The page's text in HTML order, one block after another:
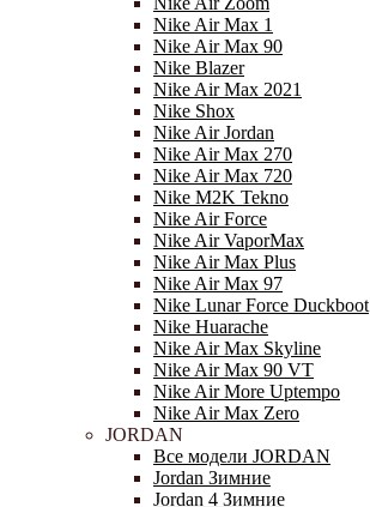
Nike Air Max 1
Nike Air Max 90
Nike Blazer
Nike Air Max 2021
Nike Shox
Nike Air Jordan
Nike Air Max 270
Nike Air Max 720
Nike M2K Tekno
Nike Air Force
Nike Air VaporMax
Nike Air Max Plus
Nike Air Max 97
Nike Lunar Force Duckboot
Nike Huarache
Nike Air Max Skyline
Nike Air Max 90 VT
Nike Air More Uptempo
Nike Air Max Zero
JORDAN
Все модели JORDAN
Jordan Зимние
Jordan 4 Зимние